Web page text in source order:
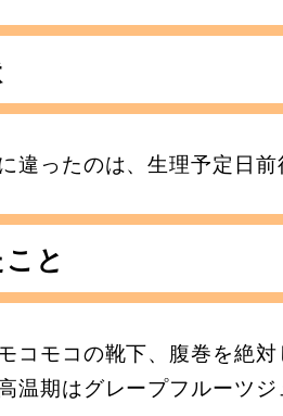
違ったのは、生理予定日
と
コモコの靴下、腹巻を絶対
温期はグレープフルーツジ